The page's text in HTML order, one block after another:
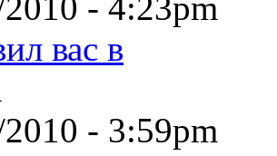
вас в
- 3:59pm